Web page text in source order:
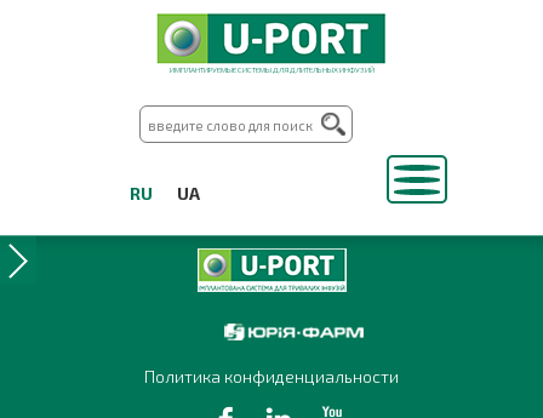
ИМПЛАНТИРУЕМЫЕ СИСТЕМЫ ДЛЯ ДЛИТЕЛЬНЫХ ИНФУЗИЙ
RU UA
Политика конфиденциальности